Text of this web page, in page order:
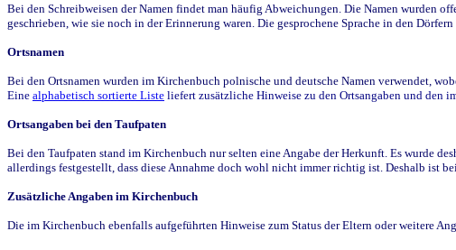
Bei den Schreibweisen der Namen findet man häufig Abweichungen. Die Namen wurden
geschrieben, wie sie noch in der Erinnerung waren. Die gesprochene Sprache in den
Ortsnamen
Bei den Ortsnamen wurden im Kirchenbuch polnische und deutsche Namen verwendet,
Eine alphabetisch sortierte Liste liefert zusätzliche Hinweise zu den Ortsangaben und den
Ortsangaben bei den Taufpaten
Bei den Taufpaten stand im Kirchenbuch nur selten eine Angabe der Herkunft. Es wurde
allerdings festgestellt, dass diese Annahme doch wohl nicht immer richtig ist. Deshalb ist
Zusätzliche Angaben im Kirchenbuch
Die im Kirchenbuch ebenfalls aufgeführten Hinweise zum Status der Eltern oder weitere